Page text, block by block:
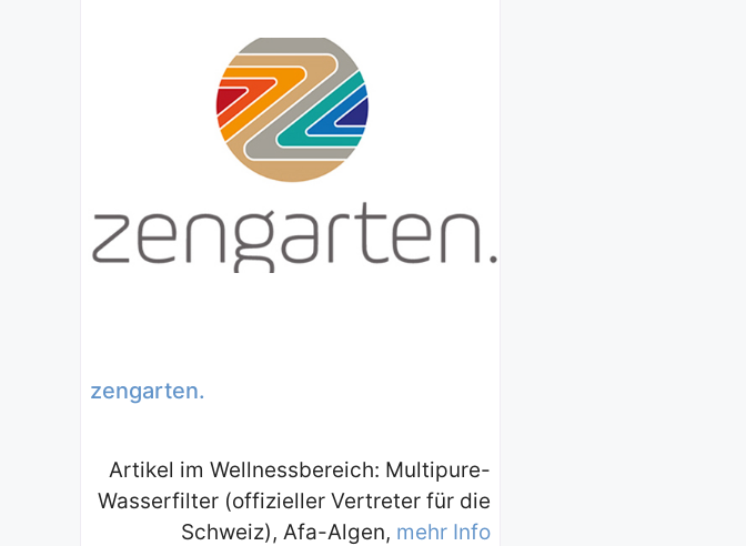
zengarten.
Artikel im Wellnessbereich: Multipure-
Wasserfilter (offizieller Vertreter für die
Schweiz), Afa-Algen, mehr Info